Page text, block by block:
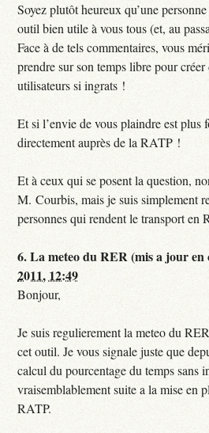
Soyez plutôt heureux qu’une
outil bien utile à vous tous (et, au
Face à de tels commentaires, vous
prendre sur son temps libre pour
utilisateurs si ingrats !
Et si l’envie de vous plaindre est plus
directement auprès de la RATP !
Et à ceux qui se posent la question,
M. Courbis, mais je suis simplement
personnes qui rendent le transport en
6.La meteo du RER (mis a jour
2011, 12:49
Bonjour,
Je suis regulierement la meteo du
cet outil. Je vous signale juste que
calcul du pourcentage du temps sans
vraisemblablement suite a la mise en
RATP.